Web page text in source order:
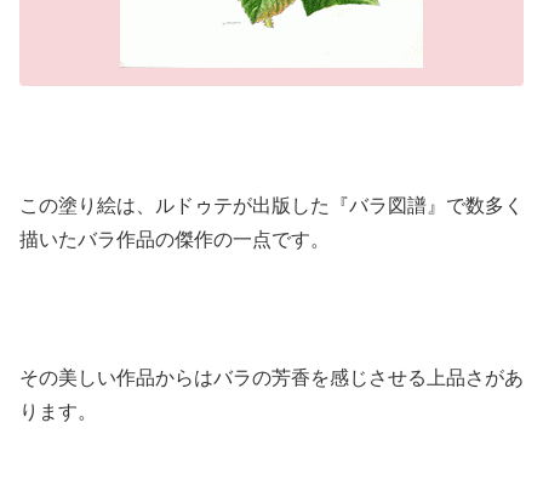
この塗り絵は、ルドゥテが出版した『バラ図譜』で数多く
描いたバラ作品の傑作の一点です。
その美しい作品からはバラの芳香を感じさせる上品さがあ
ります。